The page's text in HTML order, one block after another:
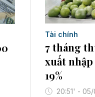
Tài chính
7 tháng
xuất
19%
20:51' -